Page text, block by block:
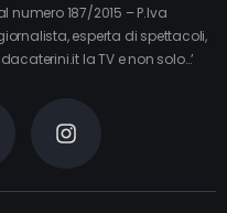
187/2015 – P.Iva
esperta di spettacoli,
la TV e non solo…’